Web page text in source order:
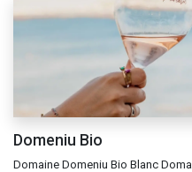
Domeniu Bio
Domaine Domeniu Bio Blanc